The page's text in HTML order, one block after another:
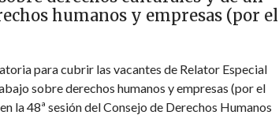
humanos y empresas (por el
para cubrir las vacantes de Relator Especial
sobre derechos humanos y empresas (por el
la 48ª sesión del Consejo de Derechos Humanos